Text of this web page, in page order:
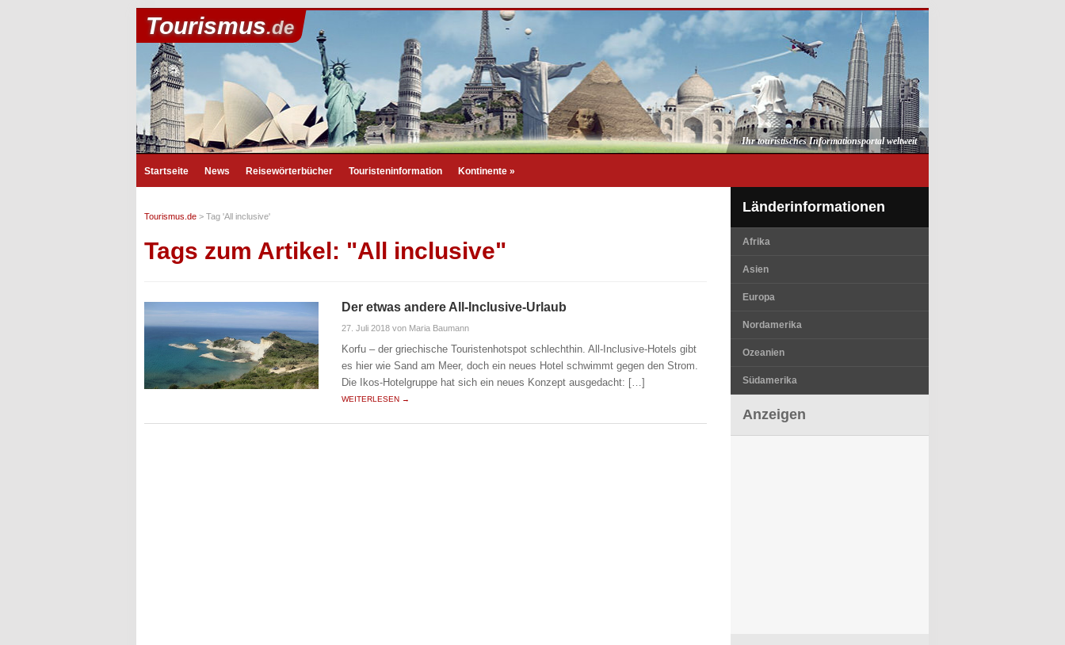
Tourismus.de
Ihr touristisches Informationsportal weltweit
Startseite News Reisewörterbücher Touristeninformation Kontinente »
Tourismus.de > Tag 'All inclusive'
Tags zum Artikel: "All inclusive"
Der etwas andere All-Inclusive-Urlaub
27. Juli 2018 von Maria Baumann
Korfu – der griechische Touristenhotspot schlechthin. All-Inclusive-Hotels gibt
es hier wie Sand am Meer, doch ein neues Hotel schwimmt gegen den Strom.
Die Ikos-Hotelgruppe hat sich ein neues Konzept ausgedacht: […]
WEITERLESEN →
Länderinformationen
Afrika
Asien
Europa
Nordamerika
Ozeanien
Südamerika
Anzeigen